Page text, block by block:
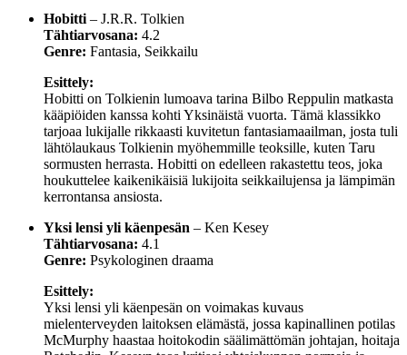
Hobitti – J.R.R. Tolkien
Tähtiarvosana: 4.2
Genre: Fantasia, Seikkailu
Esittely:
Hobitti on Tolkienin lumoava tarina Bilbo Reppulin matkasta
kääpiöiden kanssa kohti Yksinäistä vuorta. Tämä klassikko
tarjoaa lukijalle rikkaasti kuvitetun fantasiamaailman, josta tuli
lähtölaukaus Tolkienin myöhemmille teoksille, kuten Taru
sormusten herrasta. Hobitti on edelleen rakastettu teos, joka
houkuttelee kaikenikäisiä lukijoita seikkailujensa ja lämpimän
kerrontansa ansiosta.
Yksi lensi yli käenpesän – Ken Kesey
Tähtiarvosana: 4.1
Genre: Psykologinen draama
Esittely:
Yksi lensi yli käenpesän on voimakas kuvaus
mielenterveyden laitoksen elämästä, jossa kapinallinen potilas
McMurphy haastaa hoitokodin säälimättömän johtajan, hoitaja